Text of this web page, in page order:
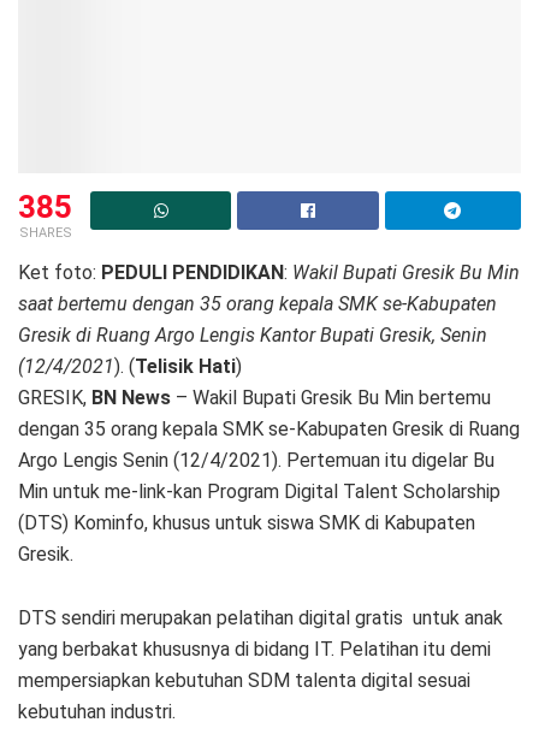
385
SHARES
Ket foto: PEDULI PENDIDIKAN: Wakil Bupati Gresik Bu Min
saat bertemu dengan 35 orang kepala SMK se-Kabupaten
Gresik di Ruang Argo Lengis Kantor Bupati Gresik, Senin
(12/4/2021). (Telisik Hati)
GRESIK, BN News – Wakil Bupati Gresik Bu Min bertemu
dengan 35 orang kepala SMK se-Kabupaten Gresik di Ruang
Argo Lengis Senin (12/4/2021). Pertemuan itu digelar Bu
Min untuk me-link-kan Program Digital Talent Scholarship
(DTS) Kominfo, khusus untuk siswa SMK di Kabupaten
Gresik.
DTS sendiri merupakan pelatihan digital gratis untuk anak
yang berbakat khususnya di bidang IT. Pelatihan itu demi
mempersiapkan kebutuhan SDM talenta digital sesuai
kebutuhan industri.